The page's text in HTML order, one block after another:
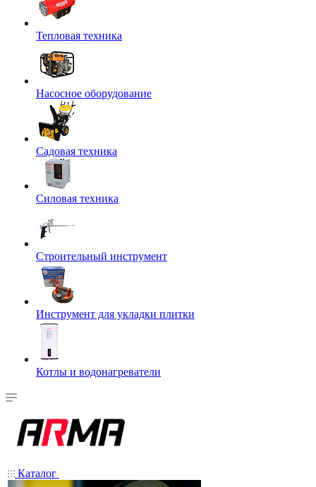
Тепловая техника
Насосное оборудование
Садовая техника
Силовая техника
Строительный инструмент
Инструмент для укладки плитки
Котлы и водонагреватели
Каталог